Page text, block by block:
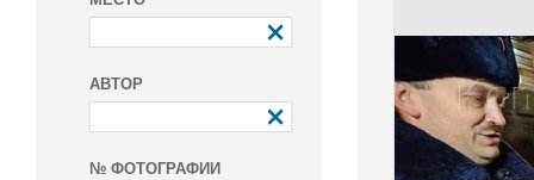
АВТОР
№ ФОТОГРАФИИ